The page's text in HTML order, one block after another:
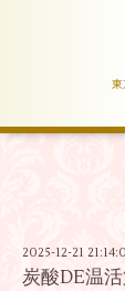
東
2025-12-21
炭酸DE温